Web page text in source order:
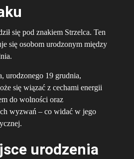
się pod znakiem Strzelca. Ten
się osobom urodzonym między
urodzonego 19 grudnia,
się wiązać z cechami energii
do wolności oraz
wyzwań – co widać w jego
urodzenia